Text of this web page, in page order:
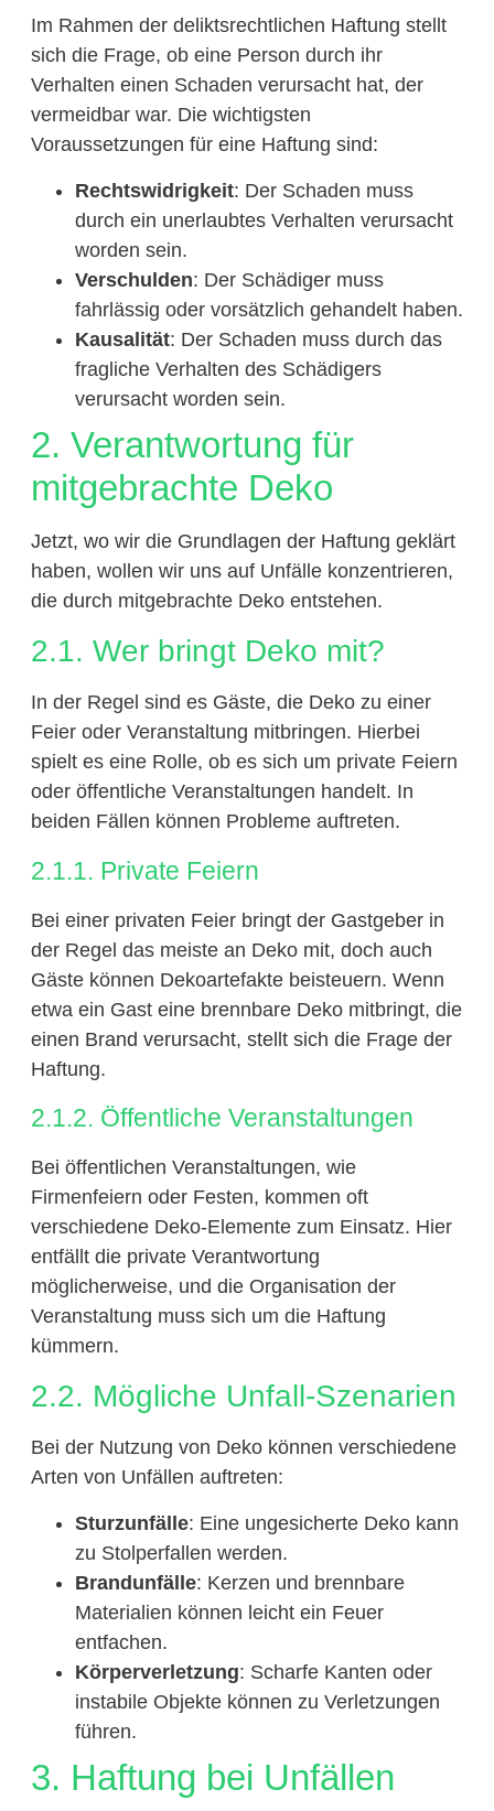
Im Rahmen der deliktsrechtlichen Haftung stellt
sich die Frage, ob eine Person durch ihr
Verhalten einen Schaden verursacht hat, der
vermeidbar war. Die wichtigsten
Voraussetzungen für eine Haftung sind:
Rechtswidrigkeit: Der Schaden muss
durch ein unerlaubtes Verhalten verursacht
worden sein.
Verschulden: Der Schädiger muss
fahrlässig oder vorsätzlich gehandelt haben.
Kausalität: Der Schaden muss durch das
fragliche Verhalten des Schädigers
verursacht worden sein.
2. Verantwortung für
mitgebrachte Deko
Jetzt, wo wir die Grundlagen der Haftung geklärt
haben, wollen wir uns auf Unfälle konzentrieren,
die durch mitgebrachte Deko entstehen.
2.1. Wer bringt Deko mit?
In der Regel sind es Gäste, die Deko zu einer
Feier oder Veranstaltung mitbringen. Hierbei
spielt es eine Rolle, ob es sich um private Feiern
oder öffentliche Veranstaltungen handelt. In
beiden Fällen können Probleme auftreten.
2.1.1. Private Feiern
Bei einer privaten Feier bringt der Gastgeber in
der Regel das meiste an Deko mit, doch auch
Gäste können Dekoartefakte beisteuern. Wenn
etwa ein Gast eine brennbare Deko mitbringt, die
einen Brand verursacht, stellt sich die Frage der
Haftung.
2.1.2. Öffentliche Veranstaltungen
Bei öffentlichen Veranstaltungen, wie
Firmenfeiern oder Festen, kommen oft
verschiedene Deko-Elemente zum Einsatz. Hier
entfällt die private Verantwortung
möglicherweise, und die Organisation der
Veranstaltung muss sich um die Haftung
kümmern.
2.2. Mögliche Unfall-Szenarien
Bei der Nutzung von Deko können verschiedene
Arten von Unfällen auftreten:
Sturzunfälle: Eine ungesicherte Deko kann
zu Stolperfallen werden.
Brandunfälle: Kerzen und brennbare
Materialien können leicht ein Feuer
entfachen.
Körperverletzung: Scharfe Kanten oder
instabile Objekte können zu Verletzungen
führen.
3. Haftung bei Unfällen